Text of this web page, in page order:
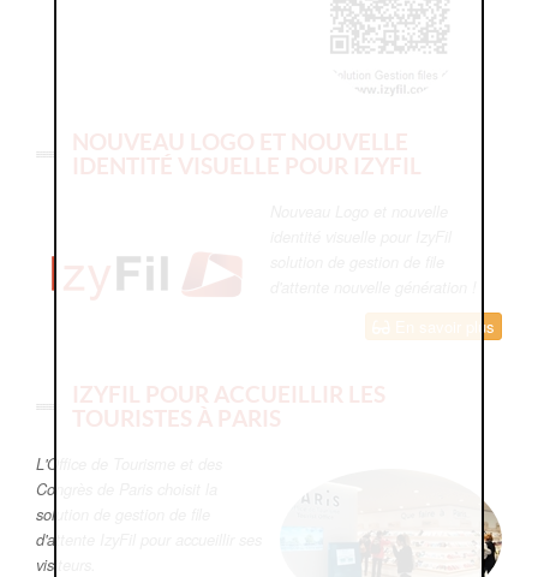
NOUVEAU LOGO ET NOUVELLE
IDENTITÉ VISUELLE POUR IZYFIL
En savoir plus
IZYFIL POUR ACCUEILLIR LES
TOURISTES À PARIS
L'Office de Tourisme et des
Congrès de Paris choisit la
solution de gestion de file
d'attente IzyFil pour accueillir ses
visiteurs.